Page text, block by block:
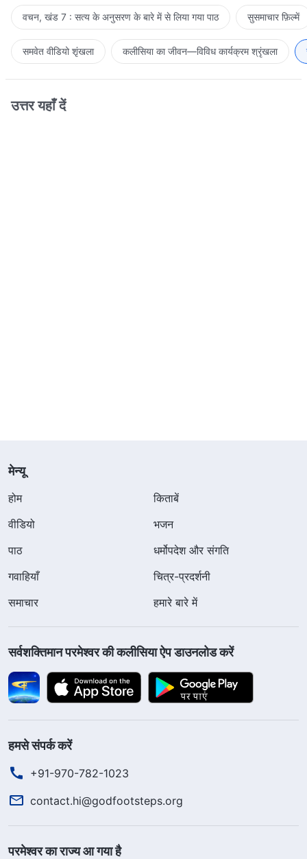
वचन, खंड 7 : सत्य के अनुसरण के बारे में से लिया गया पाठ सुसमाचार फ़िल्में
समवेत वीडियो शृंखला कलीसिया का जीवन—विविध कार्यक्रम श्रृंखला
उत्तर यहाँ दें
मेन्यू
होम
किताबें
वीडियो
भजन
पाठ
धर्मोपदेश और संगति
गवाहियाँ
चित्र-प्रदर्शनी
समाचार
हमारे बारे में
सर्वशक्तिमान परमेश्वर की कलीसिया ऐप डाउनलोड करें
हमसे संपर्क करें
+91-970-782-1023
contact.hi@godfootsteps.org
परमेश्वर का राज्य आ गया है